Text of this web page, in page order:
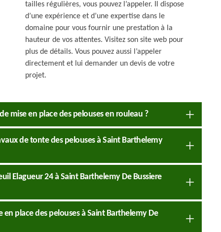
tailles régulières, vous pouvez l’appeler. Il dispose
d’une expérience et d’une expertise dans le
domaine pour vous fournir une prestation à la
hauteur de vos attentes. Visitez son site web pour
plus de détails. Vous pouvez aussi l’appeler
directement et lui demander un devis de votre
projet.
mise en place des pelouses en rouleau ?
de tonte des pelouses à Saint Barthelemy
Elagueur 24 à Saint Barthelemy De Bussiere
place des pelouses à Saint Barthelemy De